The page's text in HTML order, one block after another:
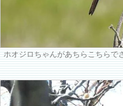
ホオジロちゃんがあちらこちらで